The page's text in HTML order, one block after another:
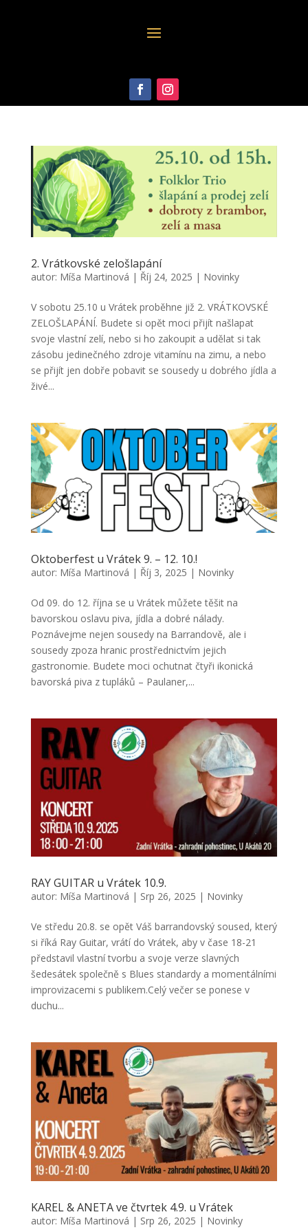
2. Vrátkovské zelošlapání
autor: Míša Martinová | Říj 24, 2025 | Novinky
V sobotu 25.10 u Vrátek proběhne již 2. VRÁTKOVSKÉ
ZELOŠLAPÁNÍ. Budete si opět moci přijít našlapat
svoje vlastní zelí, nebo si ho zakoupit a udělat si tak
zásobu jedinečného zdroje vitamínu na zimu, a nebo
se přijít jen dobře pobavit se sousedy u dobrého jídla a
živé...
Oktoberfest u Vrátek 9. – 12. 10.!
autor: Míša Martinová | Říj 3, 2025 | Novinky
Od 09. do 12. října se u Vrátek můžete těšit na
bavorskou oslavu piva, jídla a dobré nálady.
Poznávejme nejen sousedy na Barrandově, ale i
sousedy zpoza hranic prostřednictvím jejich
gastronomie. Budete moci ochutnat čtyři ikonická
bavorská piva z tupláků – Paulaner,...
RAY GUITAR u Vrátek 10.9.
autor: Míša Martinová | Srp 26, 2025 | Novinky
Ve středu 20.8. se opět Váš barrandovský soused, který
si říká Ray Guitar, vrátí do Vrátek, aby v čase 18-21
představil vlastní tvorbu a svoje verze slavných
šedesátek společně s Blues standardy a momentálními
improvizacemi s publikem.Celý večer se ponese v
duchu...
KAREL & ANETA ve čtvrtek 4.9. u Vrátek
autor: Míša Martinová | Srp 26, 2025 | Novinky